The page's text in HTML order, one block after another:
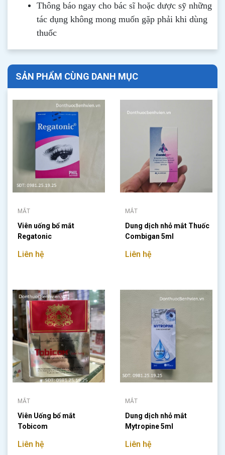
Thông báo ngay cho bác sĩ hoặc dược sỹ những
tác dụng không mong muốn gặp phải khi dùng
thuốc
SẢN PHẨM CÙNG DANH MỤC
MẮT
Viên uống bổ mắt
Regatonic
Liên hệ
MẮT
Dung dịch nhỏ mắt Thuốc
Combigan 5ml
Liên hệ
MẮT
Viên Uống bổ mắt
Tobicom
Liên hệ
MẮT
Dung dịch nhỏ mắt
Mytropine 5ml
Liên hệ